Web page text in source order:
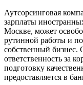
Аутсорсинговая
зарплаты
Москве, может
рутинной работы и
собственный бизнес.
ответственность за
подготовку
предоставляется в